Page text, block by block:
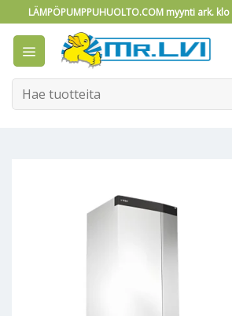
to
content
LÄMPÖPUMPPUHUOLTO.COM myynti ark.
Etsi: